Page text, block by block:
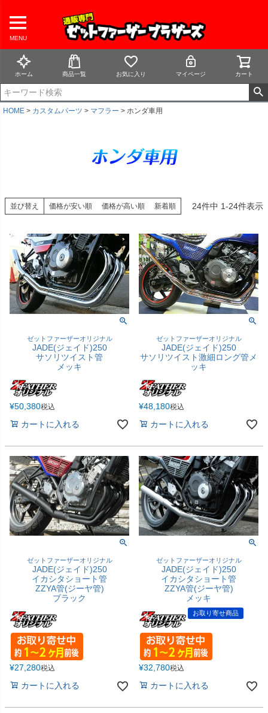
MENU
ホーム 商品一覧 お気に入り マイページ カート
HOME カスタムパーツ マフラー ホンダ車用
並び替え 価格が安い順 価格が高い順 新着順 24件中 1-24件表示
ゼットファーザーオリジナル
JADE(ジェイド)250
サソリツイスト管
メッキ
¥50,380税込
カートに入れる
ゼットファーザーオリジナル
JADE(ジェイド)250
サソリツイスト激細ロング管メ
ッキ
¥48,180税込
カートに入れる
ゼットファーザーオリジナル
JADE(ジェイド)250
イカシタショート管
ZZYA管(ジーヤ管)
ブラック
¥27,280税込
カートに入れる
ゼットファーザーオリジナル
JADE(ジェイド)250
イカシタショート管
ZZYA管(ジーヤ管)
メッキ
お取り寄せ商品
¥32,780税込
カートに入れる